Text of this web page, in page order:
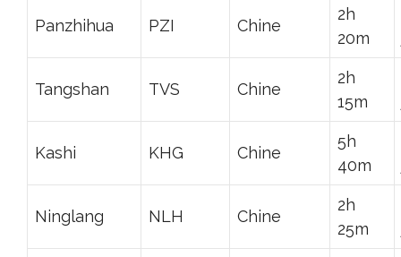
Panzhihua PZI Chine
2h
20m
Tangshan TVS Chine
2h
15m
Kashi KHG Chine
5h
40m
Ninglang NLH Chine
2h
25m